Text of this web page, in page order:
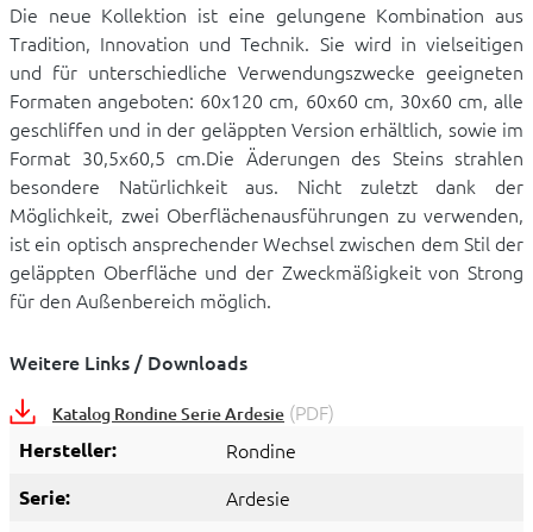
Die neue Kollektion ist eine gelungene Kombination aus
Tradition, Innovation und Technik. Sie wird in vielseitigen
und für unterschiedliche Verwendungszwecke geeigneten
Formaten angeboten: 60x120 cm, 60x60 cm, 30x60 cm, alle
geschliffen und in der geläppten Version erhältlich, sowie im
Format 30,5x60,5 cm.Die Äderungen des Steins strahlen
besondere Natürlichkeit aus. Nicht zuletzt dank der
Möglichkeit, zwei Oberflächenausführungen zu verwenden,
ist ein optisch ansprechender Wechsel zwischen dem Stil der
geläppten Oberfläche und der Zweckmäßigkeit von Strong
für den Außenbereich möglich.
Weitere Links / Downloads
Katalog Rondine Serie Ardesie (PDF)
Hersteller: Rondine
Serie: Ardesie